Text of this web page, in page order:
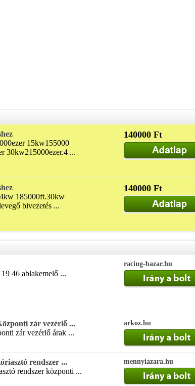
15kw155000
30kw215000ezer.4 ...
140000 Ft
185000ft.30kw
bivezetés ...
140000 Ft
46 ablakemelő ...
racing-bazar.hu
zár vezérlő ...
zár vezérlő árak ...
arkoz.hu
rendszer ...
rendszer központi ...
mennyiazara.hu